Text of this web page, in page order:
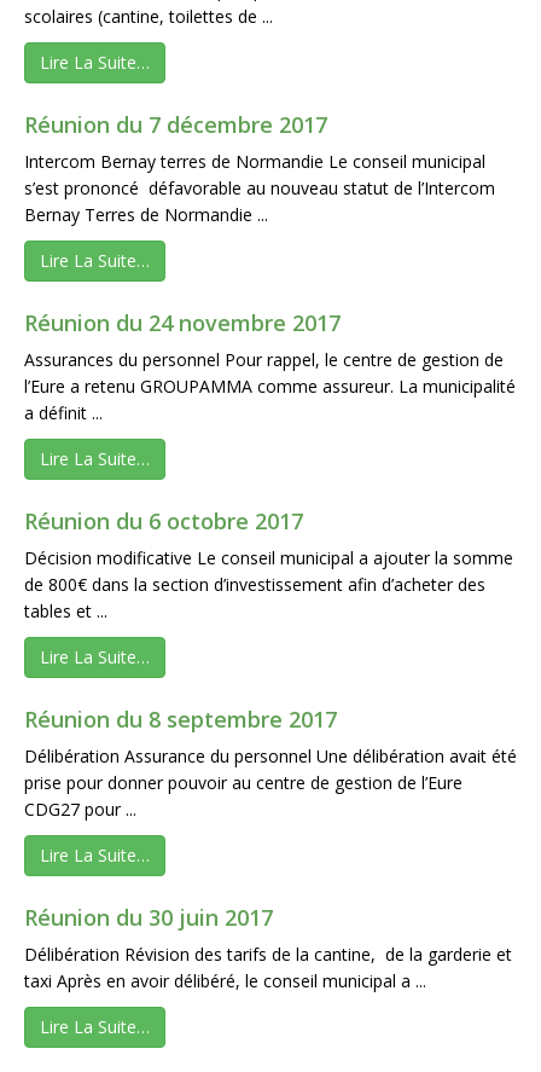
scolaires (cantine, toilettes de ...
Lire La Suite…
Réunion du 7 décembre 2017
Intercom Bernay terres de Normandie Le conseil municipal
s’est prononcé défavorable au nouveau statut de l’Intercom
Bernay Terres de Normandie ...
Lire La Suite…
Réunion du 24 novembre 2017
Assurances du personnel Pour rappel, le centre de gestion de
l’Eure a retenu GROUPAMMA comme assureur. La municipalité
a définit ...
Lire La Suite…
Réunion du 6 octobre 2017
Décision modificative Le conseil municipal a ajouter la somme
de 800€ dans la section d’investissement afin d’acheter des
tables et ...
Lire La Suite…
Réunion du 8 septembre 2017
Délibération Assurance du personnel Une délibération avait été
prise pour donner pouvoir au centre de gestion de l’Eure
CDG27 pour ...
Lire La Suite…
Réunion du 30 juin 2017
Délibération Révision des tarifs de la cantine, de la garderie et
taxi Après en avoir délibéré, le conseil municipal a ...
Lire La Suite…